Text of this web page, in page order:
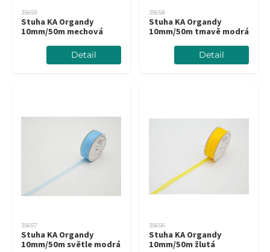
35659
Stuha KA Organdy
10mm/50m mechová
Detail
35658
Stuha KA Organdy
10mm/50m tmavě modrá
Detail
35657
Stuha KA Organdy
10mm/50m světle modrá
35656
Stuha KA Organdy
10mm/50m žlutá